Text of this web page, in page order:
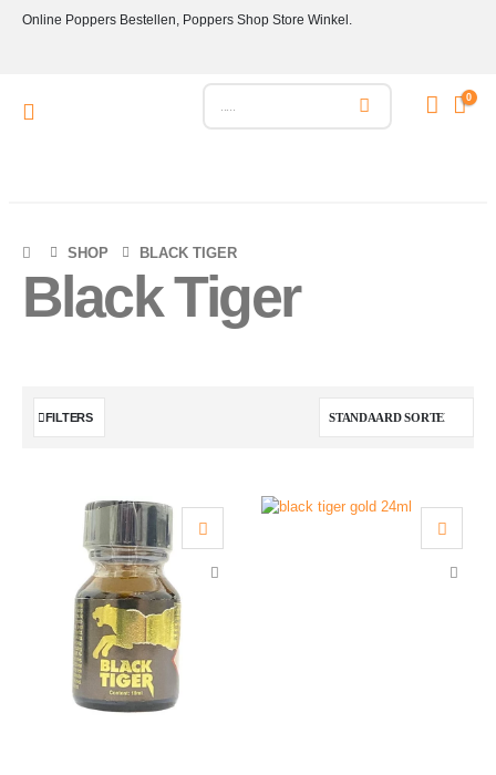
Online Poppers Bestellen, Poppers Shop Store Winkel.
0
SHOP BLACK TIGER
Black Tiger
FILTERS